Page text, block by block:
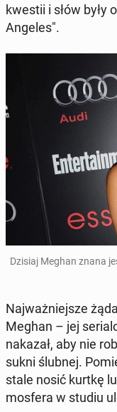
kwestii i słów były
Angeles".
Dzisiaj Meghan znana
Naj­waż­niej­sze
Meghan – jej
nakazał, aby nie
sukni ślubnej.
stale nosić kurtkę
mos­fe­ra w studiu